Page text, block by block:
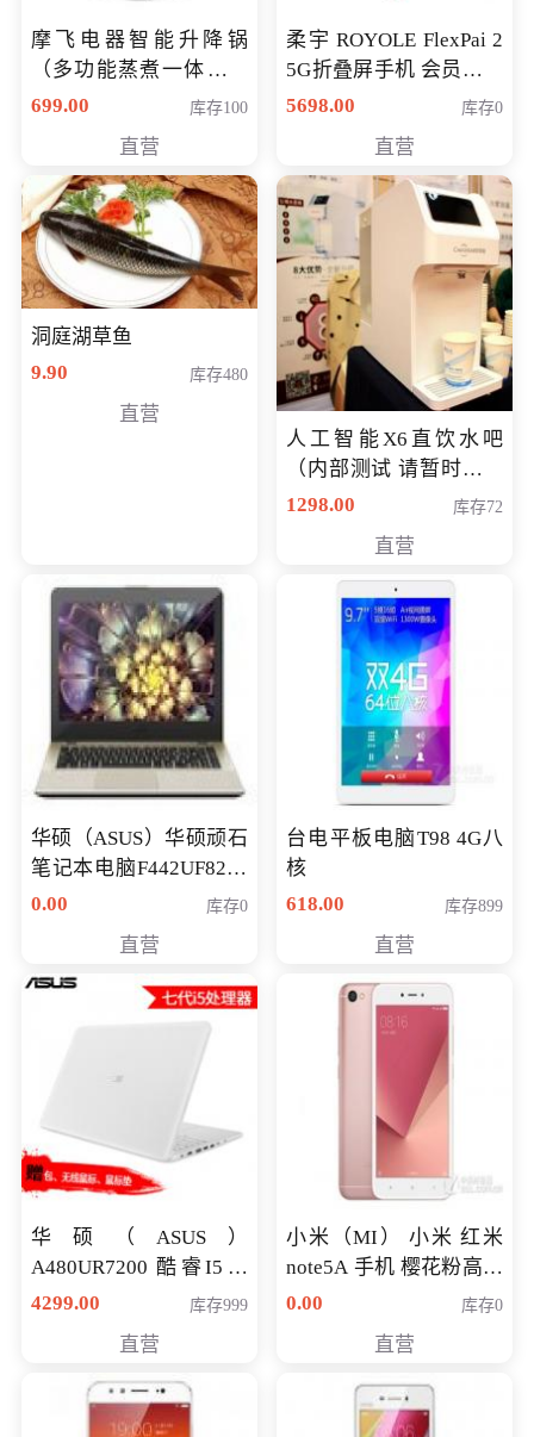
摩飞电器智能升降锅
（多功能蒸煮一体锅）
（智能升降养生锅） 会
699.00 库存100
直营
柔宇 ROYOLE FlexPai 2
5G折叠屏手机 会员专享
购买价格 4998元
5698.00 库存0
直营
洞庭湖草鱼
9.90
库存480
直营
人工智能X6直饮水吧
（内部测试 请暂时不要
购买）
1298.00 库存72
直营
华硕（ASUS）华硕顽石
笔记本电脑F442UF8250
八代独显轻薄办公商务
0.00 库存0
直营
台电平板电脑T98 4G八
核
618.00
库存899
直营
华硕（ASUS）
A480UR7200 酷睿I5超
薄学生办公游戏独显笔
NV930-2G独
4299.00 库存999
直营
小米（MI） 小米 红米
note5A 手机 樱花粉高配
版 全网通(3G+32G)
0.00 库存0
直营